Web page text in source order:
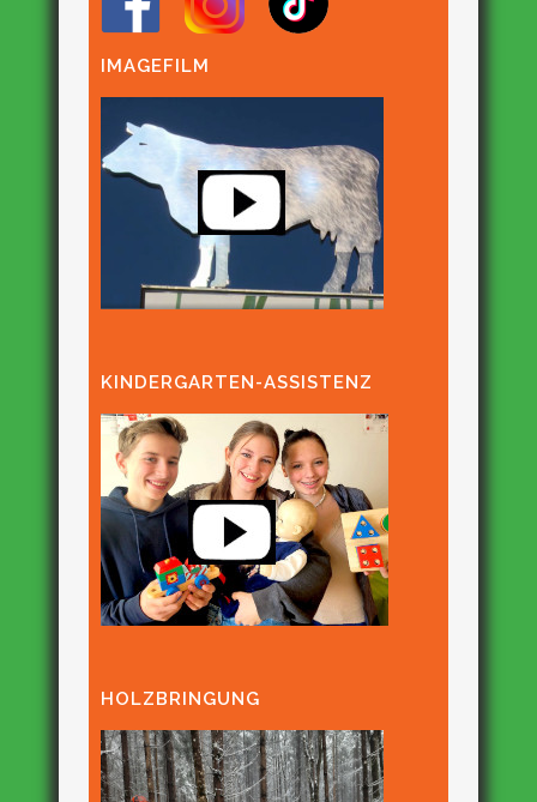
IMAGEFILM
KINDERGARTEN-ASSISTENZ
HOLZBRINGUNG